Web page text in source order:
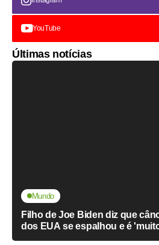
YouTube
Últimas notícias
Mundo
Filho de Joe Biden diz que
dos EUA se espalhou e é